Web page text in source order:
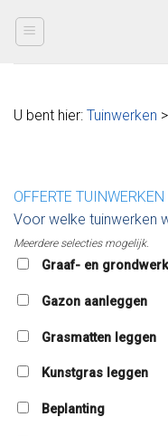
U bent hier: Tuinwerken
OFFERTE TUINWERKEN
Voor welke tuinwerken
Meerdere selecties mogelijk.
Graaf- en
Gazon aanleggen
Grasmatten leggen
Kunstgras leggen
Beplanting